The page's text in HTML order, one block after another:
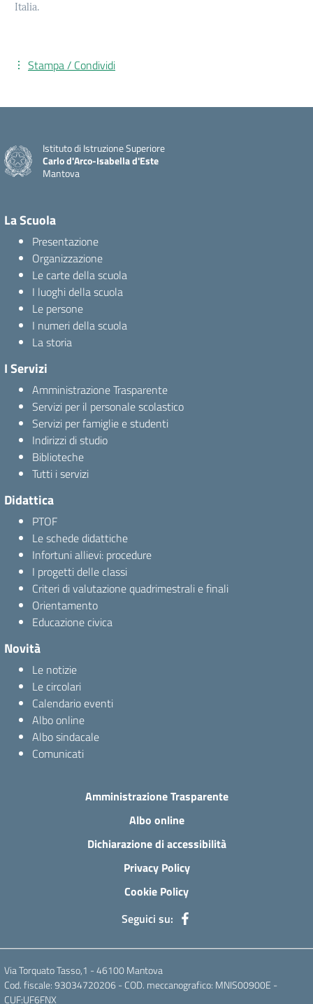
Italia.
Stampa / Condividi
Istituto di Istruzione Superiore
Carlo d'Arco-Isabella d'Este
Mantova
La Scuola
Presentazione
Organizzazione
Le carte della scuola
I luoghi della scuola
Le persone
I numeri della scuola
La storia
I Servizi
Amministrazione Trasparente
Servizi per il personale scolastico
Servizi per famiglie e studenti
Indirizzi di studio
Biblioteche
Tutti i servizi
Didattica
PTOF
Le schede didattiche
Infortuni allievi: procedure
I progetti delle classi
Criteri di valutazione quadrimestrali e finali
Orientamento
Educazione civica
Novità
Le notizie
Le circolari
Calendario eventi
Albo online
Albo sindacale
Comunicati
Amministrazione Trasparente
Albo online
Dichiarazione di accessibilità
Privacy Policy
Cookie Policy
Seguici su:
Via Torquato Tasso,1 - 46100 Mantova
Cod. fiscale: 93034720206 - COD. meccanografico: MNIS00900E -
CUF:UF6FNX